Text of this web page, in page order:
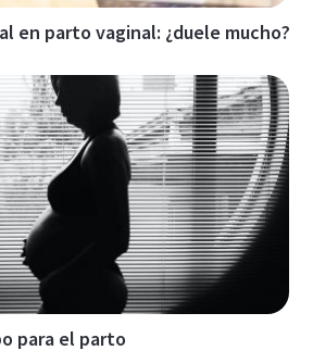
en parto vaginal: ¿duele mucho?
para el parto